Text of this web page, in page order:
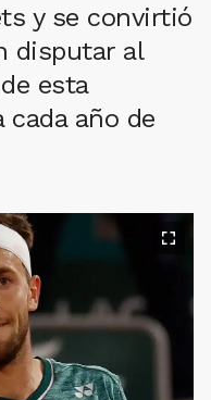
y se convirtió
disputar al
esta
cada año de